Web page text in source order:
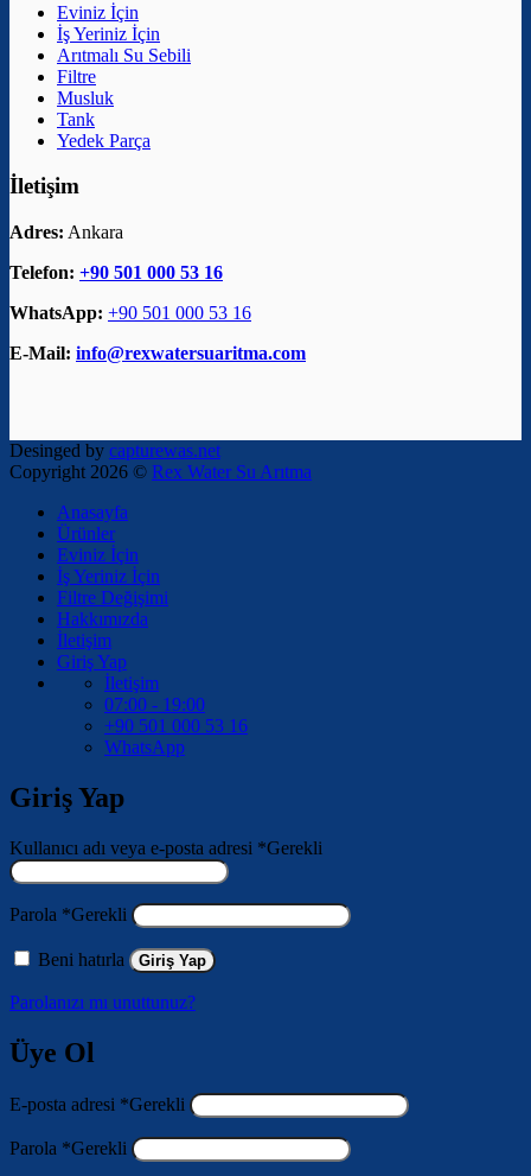
Eviniz İçin
İş Yeriniz İçin
Arıtmalı Su Sebili
Filtre
Musluk
Tank
Yedek Parça
İletişim
Adres: Ankara
Telefon: +90 501 000 53 16
WhatsApp: +90 501 000 53 16
E-Mail: info@rexwatersuaritma.com
Desinged by capturewas.net
Copyright 2026 © Rex Water Su Arıtma
Anasayfa
Ürünler
Eviniz İçin
İş Yeriniz İçin
Filtre Değişimi
Hakkımızda
İletişim
Giriş Yap
İletişim
07:00 - 19:00
+90 501 000 53 16
WhatsApp
Giriş Yap
Kullanıcı adı veya e-posta adresi *Gerekli
Parola *Gerekli
Beni hatırla Giriş Yap
Parolanızı mı unuttunuz?
Üye Ol
E-posta adresi *Gerekli
Parola *Gerekli